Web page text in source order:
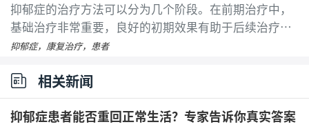
抑郁症的治疗方法可以分为几个阶段。在前期治疗中，
基础治疗非常重要，良好的初期效果有助于后续治疗。
此阶段主要采用中药疗法，旨在顺气祛邪，消除由各种
巩固前期疗效，并进一步缓解病情
抑郁症，康复治疗，患者
相关新闻
抑郁症患者能否重回正常生活？专家告诉你真实答案